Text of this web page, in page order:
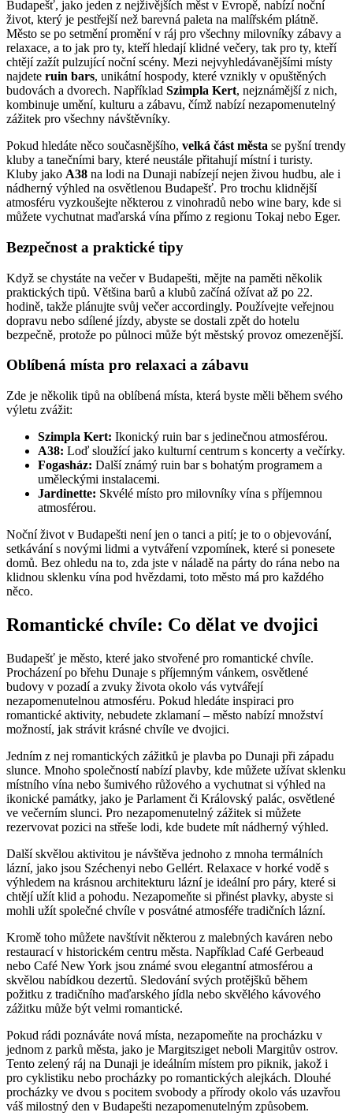
Budapešť, jako jeden z nejživějších měst v Evropě, nabízí noční
život, který je pestřejší než barevná paleta na malířském plátně.
Město se po setmění promění v ráj pro všechny milovníky zábavy a
relaxace, a to jak pro ty, kteří hledají klidné večery, tak pro ty, kteří
chtějí zažít pulzující noční scény. Mezi nejvyhledávanějšími místy
najdete ruin bars, unikátní hospody, které vznikly v opuštěných
budovách a dvorech. Například Szimpla Kert, nejznámější z nich,
kombinuje umění, kulturu a zábavu, čímž nabízí nezapomenutelný
zážitek pro všechny návštěvníky.
Pokud hledáte něco současnějšího, velká část města se pyšní trendy
kluby a tanečními bary, které neustále přitahují místní i turisty.
Kluby jako A38 na lodi na Dunaji nabízejí nejen živou hudbu, ale i
nádherný výhled na osvětlenou Budapešť. Pro trochu klidnější
atmosféru vyzkoušejte některou z vinohradů nebo wine bary, kde si
můžete vychutnat maďarská vína přímo z regionu Tokaj nebo Eger.
Bezpečnost a praktické tipy
Když se chystáte na večer v Budapešti, mějte na paměti několik
praktických tipů. Většina barů a klubů začíná ožívat až po 22.
hodině, takže plánujte svůj večer accordingly. Používejte veřejnou
dopravu nebo sdílené jízdy, abyste se dostali zpět do hotelu
bezpečně, protože po půlnoci může být městský provoz omezenější.
Oblíbená místa pro relaxaci a zábavu
Zde je několik tipů na oblíbená místa, která byste měli během svého
výletu zvážit:
Szimpla Kert: Ikonický ruin bar s jedinečnou atmosférou.
A38: Loď sloužící jako kulturní centrum s koncerty a večírky.
Fogasház: Další známý ruin bar s bohatým programem a
uměleckými instalacemi.
Jardinette: Skvélé místo pro milovníky vína s příjemnou
atmosférou.
Noční život v Budapešti není jen o tanci a pití; je to o objevování,
setkávání s novými lidmi a vytváření vzpomínek, které si ponesete
domů. Bez ohledu na to, zda jste v náladě na párty do rána nebo na
klidnou sklenku vína pod hvězdami, toto město má pro každého
něco.
Romantické chvíle: Co dělat ve dvojici
Budapešť je město, které jako stvořené pro romantické chvíle.
Procházení po břehu Dunaje s příjemným vánkem, osvětlené
budovy v pozadí a zvuky života okolo vás vytvářejí
nezapomenutelnou atmosféru. Pokud hledáte inspiraci pro
romantické aktivity, nebudete zklamaní – město nabízí množství
možností, jak strávit krásné chvíle ve dvojici.
Jedním z nej romantických zážitků je plavba po Dunaji při západu
slunce. Mnoho společností nabízí plavby, kde můžete užívat sklenku
místního vína nebo šumivého růžového a vychutnat si výhled na
ikonické památky, jako je Parlament či Královský palác, osvětlené
ve večerním slunci. Pro nezapomenutelný zážitek si můžete
rezervovat pozici na střeše lodi, kde budete mít nádherný výhled.
Další skvělou aktivitou je návštěva jednoho z mnoha termálních
lázní, jako jsou Széchenyi nebo Gellért. Relaxace v horké vodě s
výhledem na krásnou architekturu lázní je ideální pro páry, které si
chtějí užít klid a pohodu. Nezapomeňte si přinést plavky, abyste si
mohli užít společné chvíle v posvátné atmosféře tradičních lázní.
Kromě toho můžete navštívit některou z malebných kaváren nebo
restaurací v historickém centru města. Například Café Gerbeaud
nebo Café New York jsou známé svou elegantní atmosférou a
skvělou nabídkou dezertů. Sledování svých protějšků během
požitku z tradičního maďarského jídla nebo skvělého kávového
zážitku může být velmi romantické.
Pokud rádi poznáváte nová místa, nezapomeňte na procházku v
jednom z parků města, jako je Margitsziget neboli Margitův ostrov.
Tento zelený ráj na Dunaji je ideálním místem pro piknik, jakož i
pro cyklistiku nebo procházky po romantických alejkách. Dlouhé
procházky ve dvou s pocitem svobody a přírody okolo vás uzavřou
váš milostný den v Budapešti nezapomenutelným způsobem.